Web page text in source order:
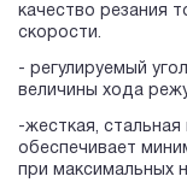
качество резания
скорости.
- регулируемый
величины хода
-жесткая,
обеспечивает
при максимальных